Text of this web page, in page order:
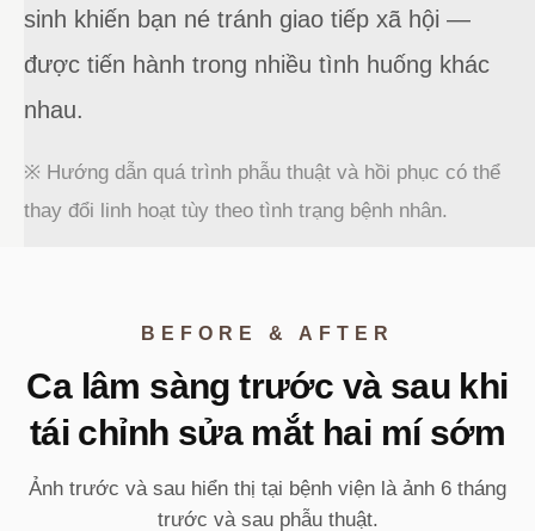
sinh khiến bạn né tránh giao tiếp xã hội —
được tiến hành trong nhiều tình huống khác
nhau.
※ Hướng dẫn quá trình phẫu thuật và hồi phục có thể
thay đổi linh hoạt tùy theo tình trạng bệnh nhân.
BEFORE & AFTER
Ca lâm sàng trước và sau khi
tái chỉnh sửa mắt hai mí sớm
Ảnh trước và sau hiển thị tại bệnh viện là ảnh 6 tháng
trước và sau phẫu thuật.